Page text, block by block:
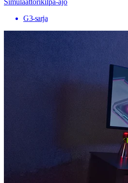
Simulaattorikilpa-ajo
G3-sarja